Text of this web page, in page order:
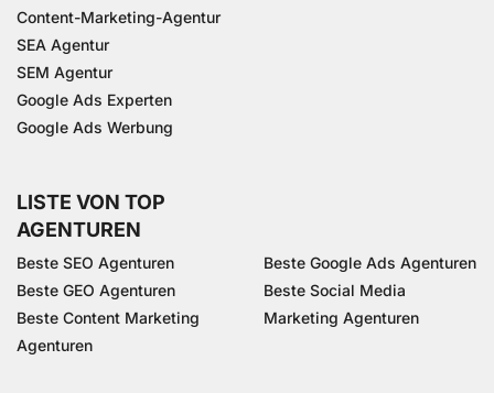
Content-Marketing-Agentur
SEA Agentur
SEM Agentur
Google Ads Experten
Google Ads Werbung
LISTE VON TOP
AGENTUREN
Beste SEO Agenturen
Beste GEO Agenturen
Beste Content Marketing
Agenturen
Beste Google Ads Agenturen
Beste Social Media
Marketing Agenturen